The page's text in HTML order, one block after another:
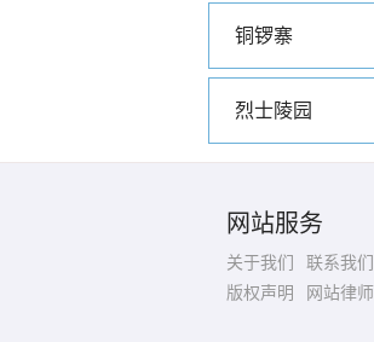
铜锣寨
烈士陵园
网站服务
关于我们 联系我们
版权声明
网站律师